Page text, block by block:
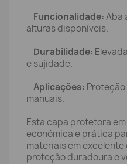
Funcionalidade:Aba
alturas disponíveis.
Durabilidade:
e sujidade.
Aplicações:
manuais.
Esta capa protetora em
económica e prática
materiais em
proteção duradoura e